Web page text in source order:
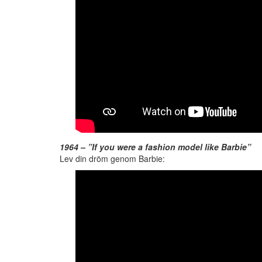
1964 – ”If you were a fashion model like Barbie”
Lev din dröm genom Barbie: